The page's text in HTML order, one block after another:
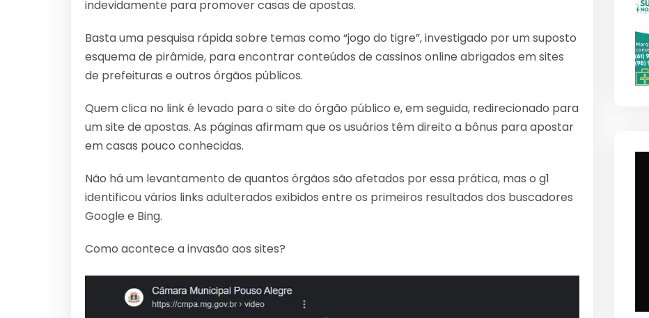
indevidamente para promover casas de apostas.
Basta uma pesquisa rápida sobre temas como “jogo do tigre”, investigado por um suposto
esquema de pirâmide, para encontrar conteúdos de cassinos online abrigados em sites
de prefeituras e outros órgãos públicos.
Quem clica no link é levado para o site do órgão público e, em seguida, redirecionado para
um site de apostas. As páginas afirmam que os usuários têm direito a bônus para apostar
em casas pouco conhecidas.
Não há um levantamento de quantos órgãos são afetados por essa prática, mas o g1
identificou vários links adulterados exibidos entre os primeiros resultados dos buscadores
Google e Bing.
Como acontece a invasão aos sites?